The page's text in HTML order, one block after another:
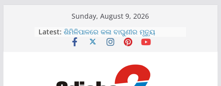
Sunday, August 9, 2026
Latest: ଶିମିଳିପାଳରେ କଳା ବାଘୁଣୀର ମୃତ୍ୟୁ
ମାଗଣା ରହିବ UPI ପେମେଣ୍ଟ
ଯାତ୍ରାମଞ୍ଚରେ କଳାକାରଙ୍କୁ ଚେୟାର ମାଡ଼
ବର୍ଷା ପାଇଁ ମୟୁରଭଞ୍ଜରେ ସ୍କୁଲ ଛୁଟି